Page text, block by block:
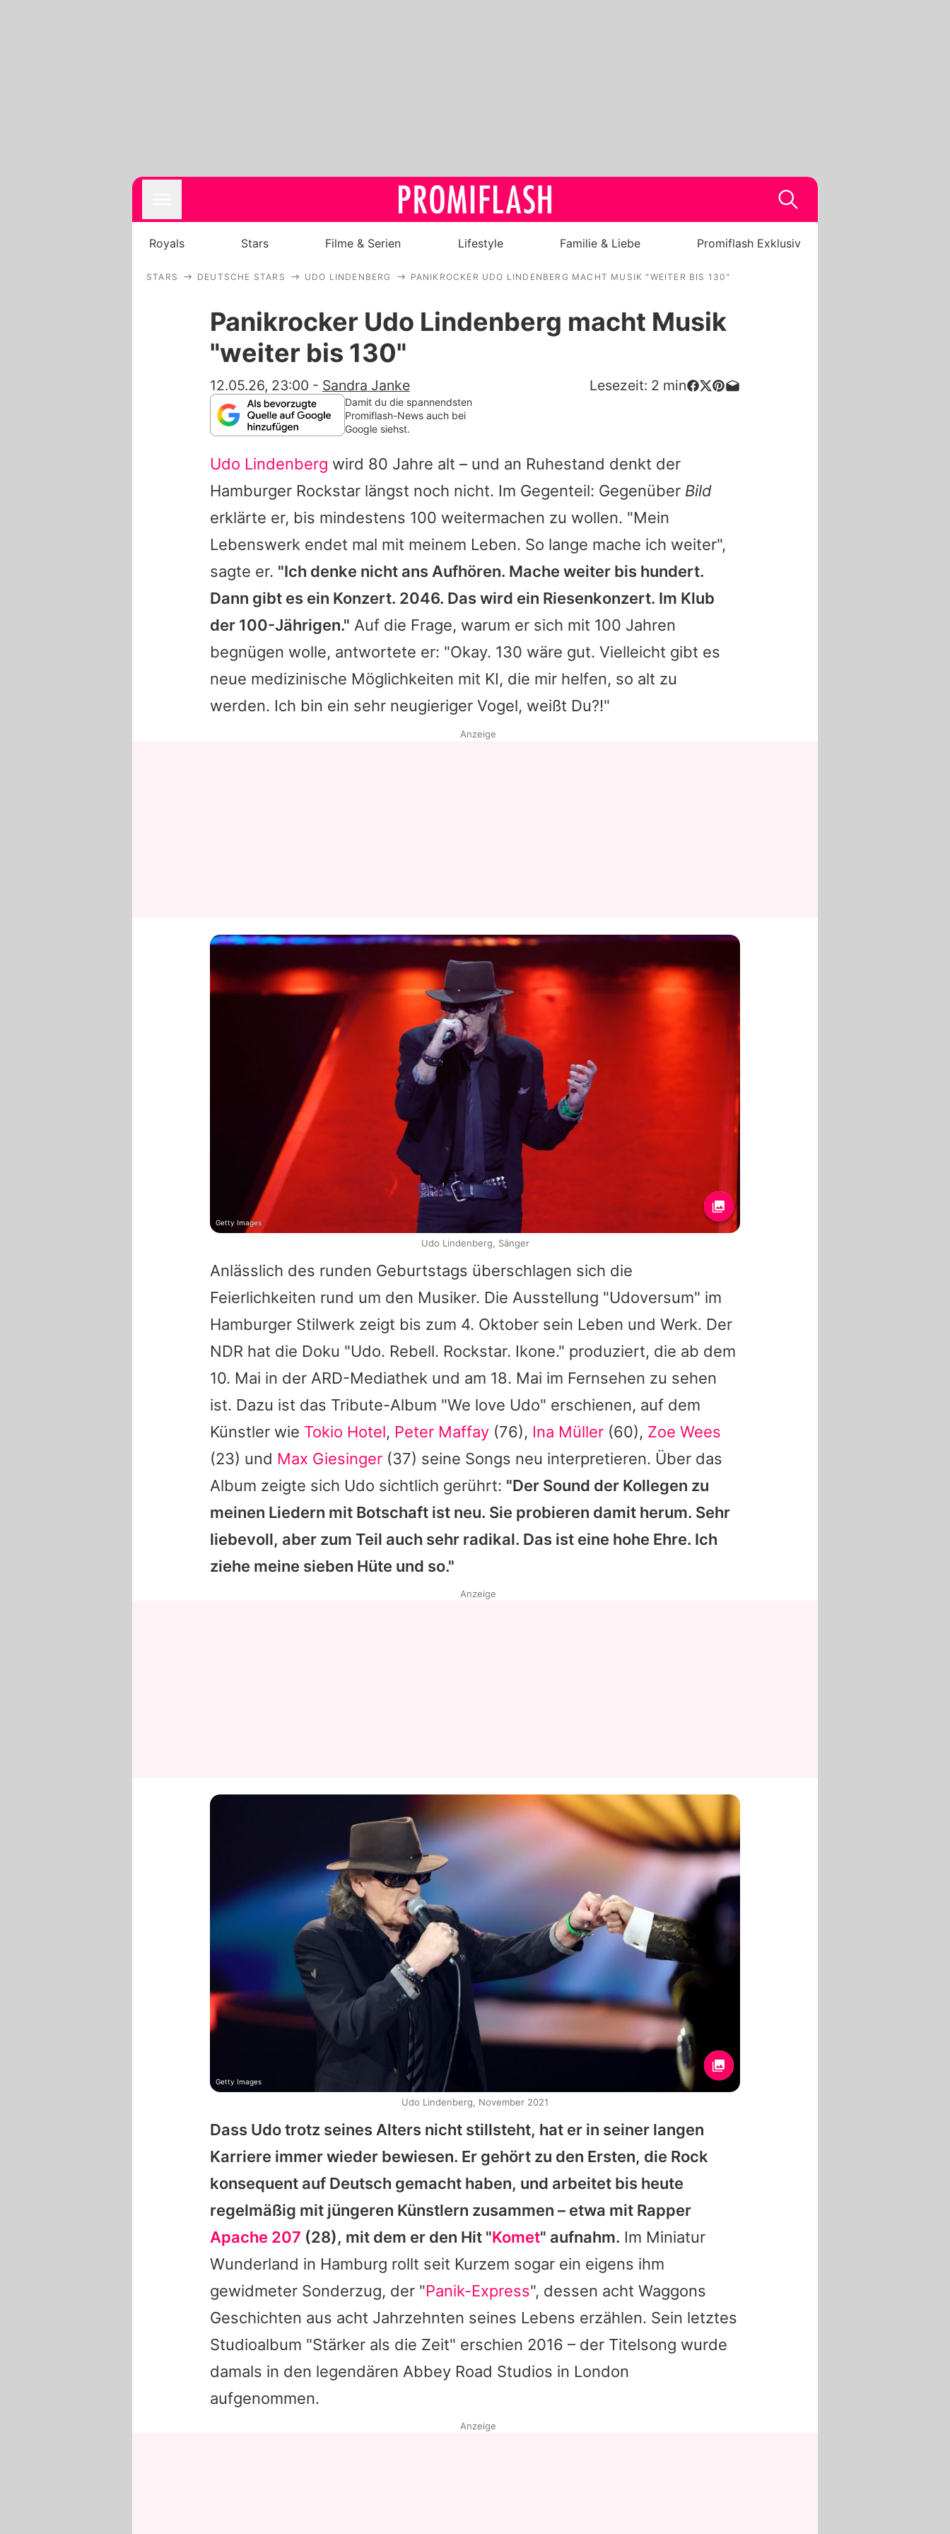
Royals
Stars
Familie & Liebe
App runterladen
Team
Redaktionelle Richtlinien
Impressum
Datenschutzerklärung
Nutzungsbedingungen
Utiq verwalten
Royals Stars Filme & Serien Lifestyle Familie & Liebe Promiflash Exklusiv
STARS DEUTSCHE STARS UDO LINDENBERG PANIKROCKER UDO LINDENBERG MACHT MUSIK "WEITER BIS 130"
Panikrocker Udo Lindenberg macht Musik
"weiter bis 130"
12.05.26, 23:00 - Sandra Janke Lesezeit: 2 min
Damit du die spannendsten
Promiflash-News auch bei
Google siehst.
Udo Lindenberg wird 80 Jahre alt – und an Ruhestand denkt der
Hamburger Rockstar längst noch nicht. Im Gegenteil: Gegenüber Bild
erklärte er, bis mindestens 100 weitermachen zu wollen. "Mein
Lebenswerk endet mal mit meinem Leben. So lange mache ich weiter",
sagte er. "Ich denke nicht ans Aufhören. Mache weiter bis hundert.
Dann gibt es ein Konzert. 2046. Das wird ein Riesenkonzert. Im Klub
der 100-Jährigen." Auf die Frage, warum er sich mit 100 Jahren
begnügen wolle, antwortete er: "Okay. 130 wäre gut. Vielleicht gibt es
neue medizinische Möglichkeiten mit KI, die mir helfen, so alt zu
werden. Ich bin ein sehr neugieriger Vogel, weißt Du?!"
Anlässlich des runden Geburtstags überschlagen sich die
Feierlichkeiten rund um den Musiker. Die Ausstellung "Udoversum" im
Hamburger Stilwerk zeigt bis zum 4. Oktober sein Leben und Werk. Der
NDR hat die Doku "Udo. Rebell. Rockstar. Ikone." produziert, die ab dem
10. Mai in der ARD-Mediathek und am 18. Mai im Fernsehen zu sehen
ist. Dazu ist das Tribute-Album "We love Udo" erschienen, auf dem
Künstler wie Tokio Hotel, Peter Maffay (76), Ina Müller (60), Zoe Wees
(23) und Max Giesinger (37) seine Songs neu interpretieren. Über das
Album zeigte sich Udo sichtlich gerührt: "Der Sound der Kollegen zu
meinen Liedern mit Botschaft ist neu. Sie probieren damit herum. Sehr
liebevoll, aber zum Teil auch sehr radikal. Das ist eine hohe Ehre. Ich
ziehe meine sieben Hüte und so."
Dass Udo trotz seines Alters nicht stillsteht, hat er in seiner langen
Karriere immer wieder bewiesen. Er gehört zu den Ersten, die Rock
konsequent auf Deutsch gemacht haben, und arbeitet bis heute
regelmäßig mit jüngeren Künstlern zusammen – etwa mit Rapper
Apache 207 (28), mit dem er den Hit "Komet" aufnahm. Im Miniatur
Wunderland in Hamburg rollt seit Kurzem sogar ein eigens ihm
gewidmeter Sonderzug, der "Panik-Express", dessen acht Waggons
Geschichten aus acht Jahrzehnten seines Lebens erzählen. Sein letztes
Studioalbum "Stärker als die Zeit" erschien 2016 – der Titelsong wurde
damals in den legendären Abbey Road Studios in London
aufgenommen.
Anzeige
Getty Images
Udo Lindenberg, Sänger
Anzeige
Getty Images
Udo Lindenberg, November 2021
Anzeige